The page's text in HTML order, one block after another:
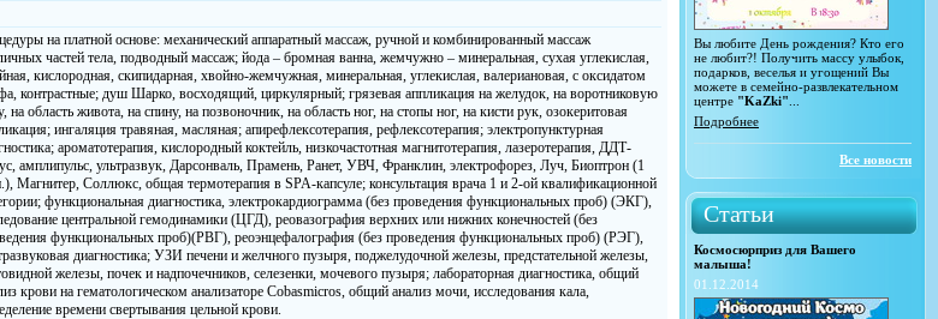
на платной основе: механический аппаратный массаж, ручной и комбинированный массаж
частей тела, подводный массаж; йода – бромная ванна, жемчужно – минеральная, сухая углекислая,
кислородная, скипидарная, хвойно-жемчужная, минеральная, углекислая, валериановая, с оксидатом
контрастные; душ Шарко, восходящий, циркулярный; грязевая аппликация на желудок, на воротниковую
на область живота, на спину, на позвоночник, на область ног, на стопы ног, на кисти рук, озокеритовая
ингаляция травяная, масляная; апирефлексотерапия, рефлексотерапия; электропунктурная
ароматотерапия, кислородный коктейль, низкочастотная магнитотерапия, лазеротерапия, ДДТ-
амплипульс, ультразвук, Дарсонваль, Прамень, Ранет, УВЧ, Франклин, электрофорез, Луч, Биоптрон (1
Магнитер, Соллюкс, общая термотерапия в SPA-капсуле; консультация врача 1 и 2-ой квалификационной
функциональная диагностика, электрокардиограмма (без проведения функциональных проб) (ЭКГ),
центральной гемодинамики (ЦГД), реовазография верхних или нижних конечностей (без
функциональных проб)(РВГ), реоэнцефалография (без проведения функциональных проб) (РЭГ),
диагностика; УЗИ печени и желчного пузыря, поджелудочной железы, предстательной железы,
железы, почек и надпочечников, селезенки, мочевого пузыря; лабораторная диагностика, общий
крови на гематологическом анализаторе Cobasmicros, общий анализ мочи, исследования кала,
времени свертывания цельной крови.
Вы любите День рождения? Кто его
не любит?! Получить массу улыбок,
подарков, веселья и угощений Вы
можете в семейно-развлекательном
центре "KaZki"
Подробнее
Все новости
Статьи
Космосюрприз для Вашего
малыша!
01.12.2014